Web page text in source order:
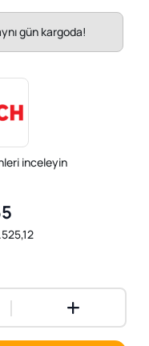
gün kargoda!
inceleyin